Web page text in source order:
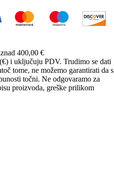
400,00 €
i uključuju PDV. Trudimo se dati
tome, ne možemo garantirati da
točni. Ne odgovaramo za
proizvoda, greške prilikom